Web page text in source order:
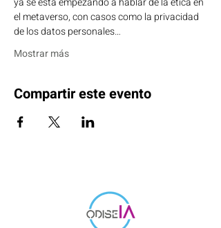
el metaverso, con casos como la privacidad
de los datos personales…
Mostrar más
Compartir este evento